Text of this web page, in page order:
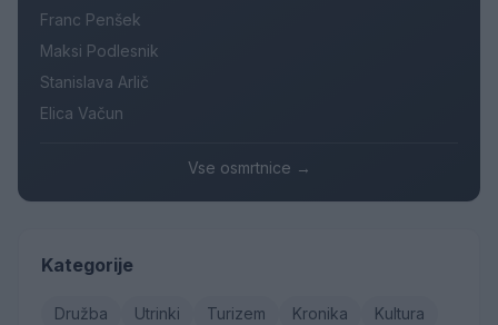
Franc Penšek
Maksi Podlesnik
Stanislava Arlič
Elica Vačun
Vse osmrtnice →
Kategorije
Družba Utrinki Turizem Kronika
Kultura